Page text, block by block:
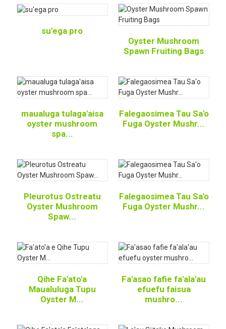
su'ega pro
Oyster Mushroom
Spawn Fruiting Bags
maualuga tulaga'aisa
oyster mushroom
spa...
Falegaosimea Tau Sa'o
Fuga Oyster Mushr...
Pleurotus Ostreatu
Oyster Mushroom
Spaw...
Falegaosimea Tau Sa'o
Fuga Oyster Mushr...
Qihe Fa'ato'a
Maualuluga Tupu
Oyster M...
Fa'asao fafie fa'ala'au
efuefu faisua
mushro...